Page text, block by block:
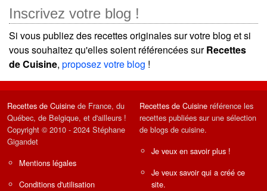
Inscrivez votre blog !
Si vous publiez des recettes originales sur votre blog et si
vous souhaitez qu'elles soient référencées surRecettes
de Cuisine, proposez votre blog !
Recettes de Cuisine de France, du
Québec, de Belgique, et d'ailleurs !
Copyright © 2010 - 2024 Stéphane
Gigandet
Mentions légales
Conditions d'utilisation
Recettes de Cuisine référence les
recettes publiées sur une sélection
de blogs de cuisine.
Je veux en savoir plus !
Je veux savoir qui a créé ce
site.